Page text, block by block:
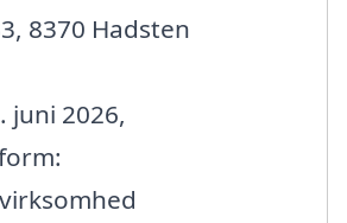
8370 Hadsten
juni 2026,